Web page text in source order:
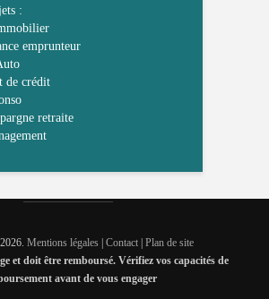
:
emprunteur
de crédit
retraite
Mentions légales| Contact | Plan de site
et doit être remboursé. Vérifiez vos capacités de
avant de vous engager